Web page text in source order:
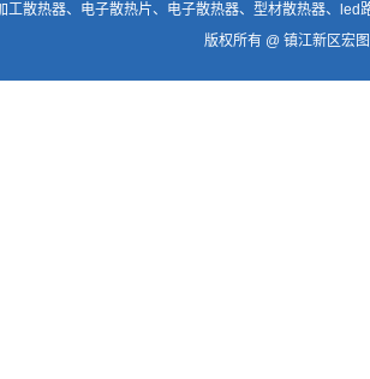
工散热器、电子散热片、 电子散热器、型材散热器、
led
版权所有 @ 镇江新区宏